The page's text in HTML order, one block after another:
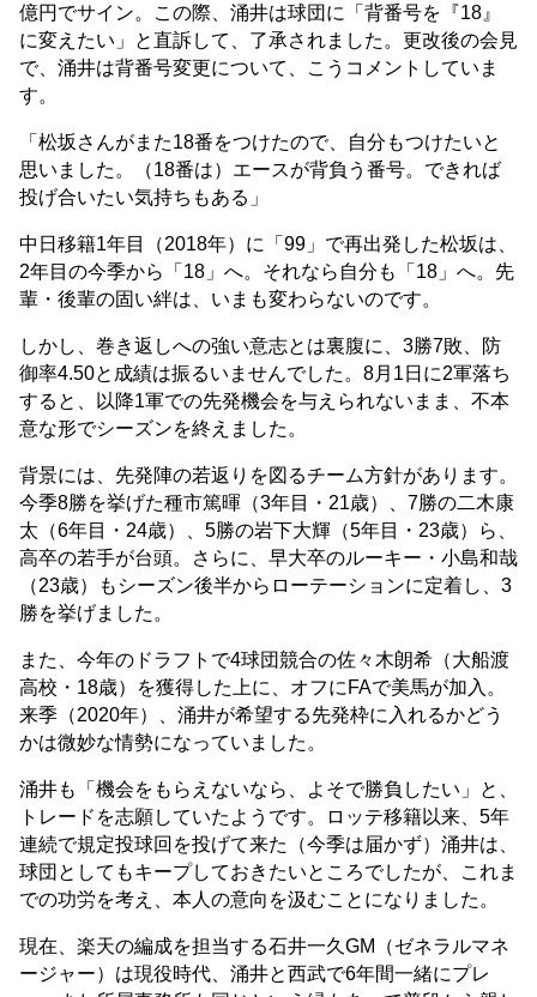
億円でサイン。この際、涌井は球団に「背番号を『18』
に変えたい」と直訴して、了承されました。更改後の会見
で、涌井は背番号変更について、こうコメントしていま
す。
「松坂さんがまた18番をつけたので、自分もつけたいと
思いました。（18番は）エースが背負う番号。できれば
投げ合いたい気持ちもある」
中日移籍1年目（2018年）に「99」で再出発した松坂は、
2年目の今季から「18」へ。それなら自分も「18」へ。先
輩・後輩の固い絆は、いまも変わらないのです。
しかし、巻き返しへの強い意志とは裏腹に、3勝7敗、防
御率4.50と成績は振るいませんでした。8月1日に2軍落ち
すると、以降1軍での先発機会を与えられないまま、不本
意な形でシーズンを終えました。
背景には、先発陣の若返りを図るチーム方針があります。
今季8勝を挙げた種市篤暉（3年目・21歳）、7勝の二木康
太（6年目・24歳）、5勝の岩下大輝（5年目・23歳）ら、
高卒の若手が台頭。さらに、早大卒のルーキー・小島和哉
（23歳）もシーズン後半からローテーションに定着し、3
勝を挙げました。
また、今年のドラフトで4球団競合の佐々木朗希（大船渡
高校・18歳）を獲得した上に、オフにFAで美馬が加入。
来季（2020年）、涌井が希望する先発枠に入れるかどう
かは微妙な情勢になっていました。
涌井も「機会をもらえないなら、よそで勝負したい」と、
トレードを志願していたようです。ロッテ移籍以来、5年
連続で規定投球回を投げて来た（今季は届かず）涌井は、
球団としてもキープしておきたいところでしたが、これま
での功労を考え、本人の意向を汲むことになりました。
現在、楽天の編成を担当する石井一久GM（ゼネラルマネ
ージャー）は現役時代、涌井と西武で6年間一緒にプレ